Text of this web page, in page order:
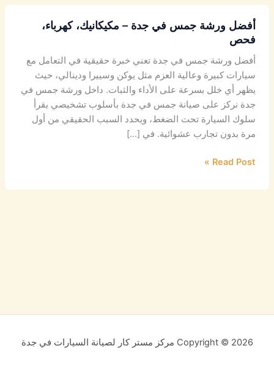
أفضل ورشة جمس في جدة – مكيكانيك، كهرباء،
فحص
أفضل ورشة جمس في جدة تعني خبرة حقيقية في التعامل مع
سيارات كبيرة وعالية العزم مثل يوكن وسييرا ودينالي، حيث
يظهر أي خلل بسرعة على الأداء والثبات. داخل ورشة جمس في
جدة نركز على صيانة جمس في جدة بأسلوب تشخيصي يقرأ
سلوك السيارة تحت الضغط، ويحدد السبب الحقيقي من أول
مرة بدون تجارب عشوائية. في […]
Read Post »
Copyright © 2026 مركز مستر كار لصيانة السيارات في جدة